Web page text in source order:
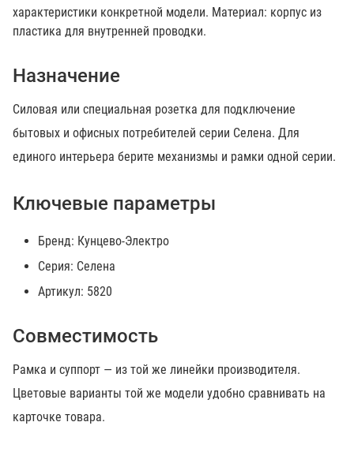
характеристики конкретной модели. Материал: корпус из
пластика для внутренней проводки.
Назначение
Силовая или специальная розетка для подключение
бытовых и офисных потребителей серии Селена. Для
единого интерьера берите механизмы и рамки одной серии.
Ключевые параметры
Бренд: Кунцево-Электро
Серия: Селена
Артикул: 5820
Совместимость
Рамка и суппорт — из той же линейки производителя.
Цветовые варианты той же модели удобно сравнивать на
карточке товара.